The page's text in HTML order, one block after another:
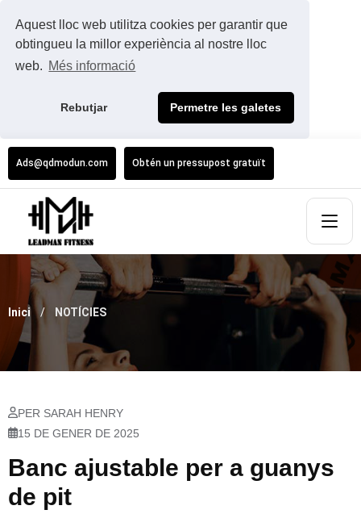
Aquest lloc web utilitza cookies per garantir que
obtingueu la millor experiència al nostre lloc
web. Més informació
Rebutjar Permetre les galetes
Ads@qdmodun.com Obtén un pressupost gratuït
Inici NOTÍCIES
PER SARAH HENRY
15 DE GENER DE 2025
Banc ajustable per a guanys
de pit